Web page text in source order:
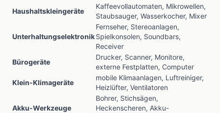
Haushaltskleingeräte
Kaffeevollautomaten, Mikrowellen,
Staubsauger, Wasserkocher, Mixer
Unterhaltungselektronik
Fernseher, Stereoanlagen,
Spielkonsolen, Soundbars,
Receiver
Bürogeräte
Drucker, Scanner, Monitore,
externe Festplatten, Computer
Klein-Klimageräte
mobile Klimaanlagen, Luftreiniger,
Heizlüfter, Ventilatoren
Akku-Werkzeuge
Bohrer, Stichsägen,
Heckenscheren, Akku-